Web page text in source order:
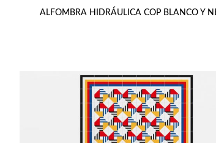
ALFOMBRA HIDRÁULICA COP BLANCO Y